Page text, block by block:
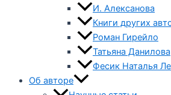
И. Алексанова
Книги других
Роман Гирейло
Татьяна Данилова
Фесик Наталья
Об авторе